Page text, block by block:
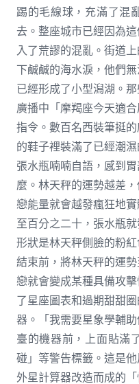
踢的毛線球，充滿了混
去。整座城市已經因為
入了荒謬的混亂。街道
下鹹鹹的海水淚，他們
已經形成了小型潟湖。
廣播中「摩羯座今天適
指令。數百名西裝筆挺
的鞋子裡裝滿了已經潮
張水瓶喃喃自語，感到
麼。林天秤的運勢越差
戀能量就會越發瘋狂地
至百分之二十，張水瓶
形狀是林天秤側臉的粉
結束前，將林天秤的運
戀就會變成某種具備攻
了星座圖表和過期甜甜
器。「我需要星象學輔
臺的機器前，上面貼滿
碰」等警告標籤。這是
外星計算器改造而成的